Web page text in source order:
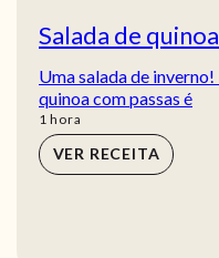
Salada de
Uma salada de
quinoa com passas é
1 hora
hora
VER RECEITA